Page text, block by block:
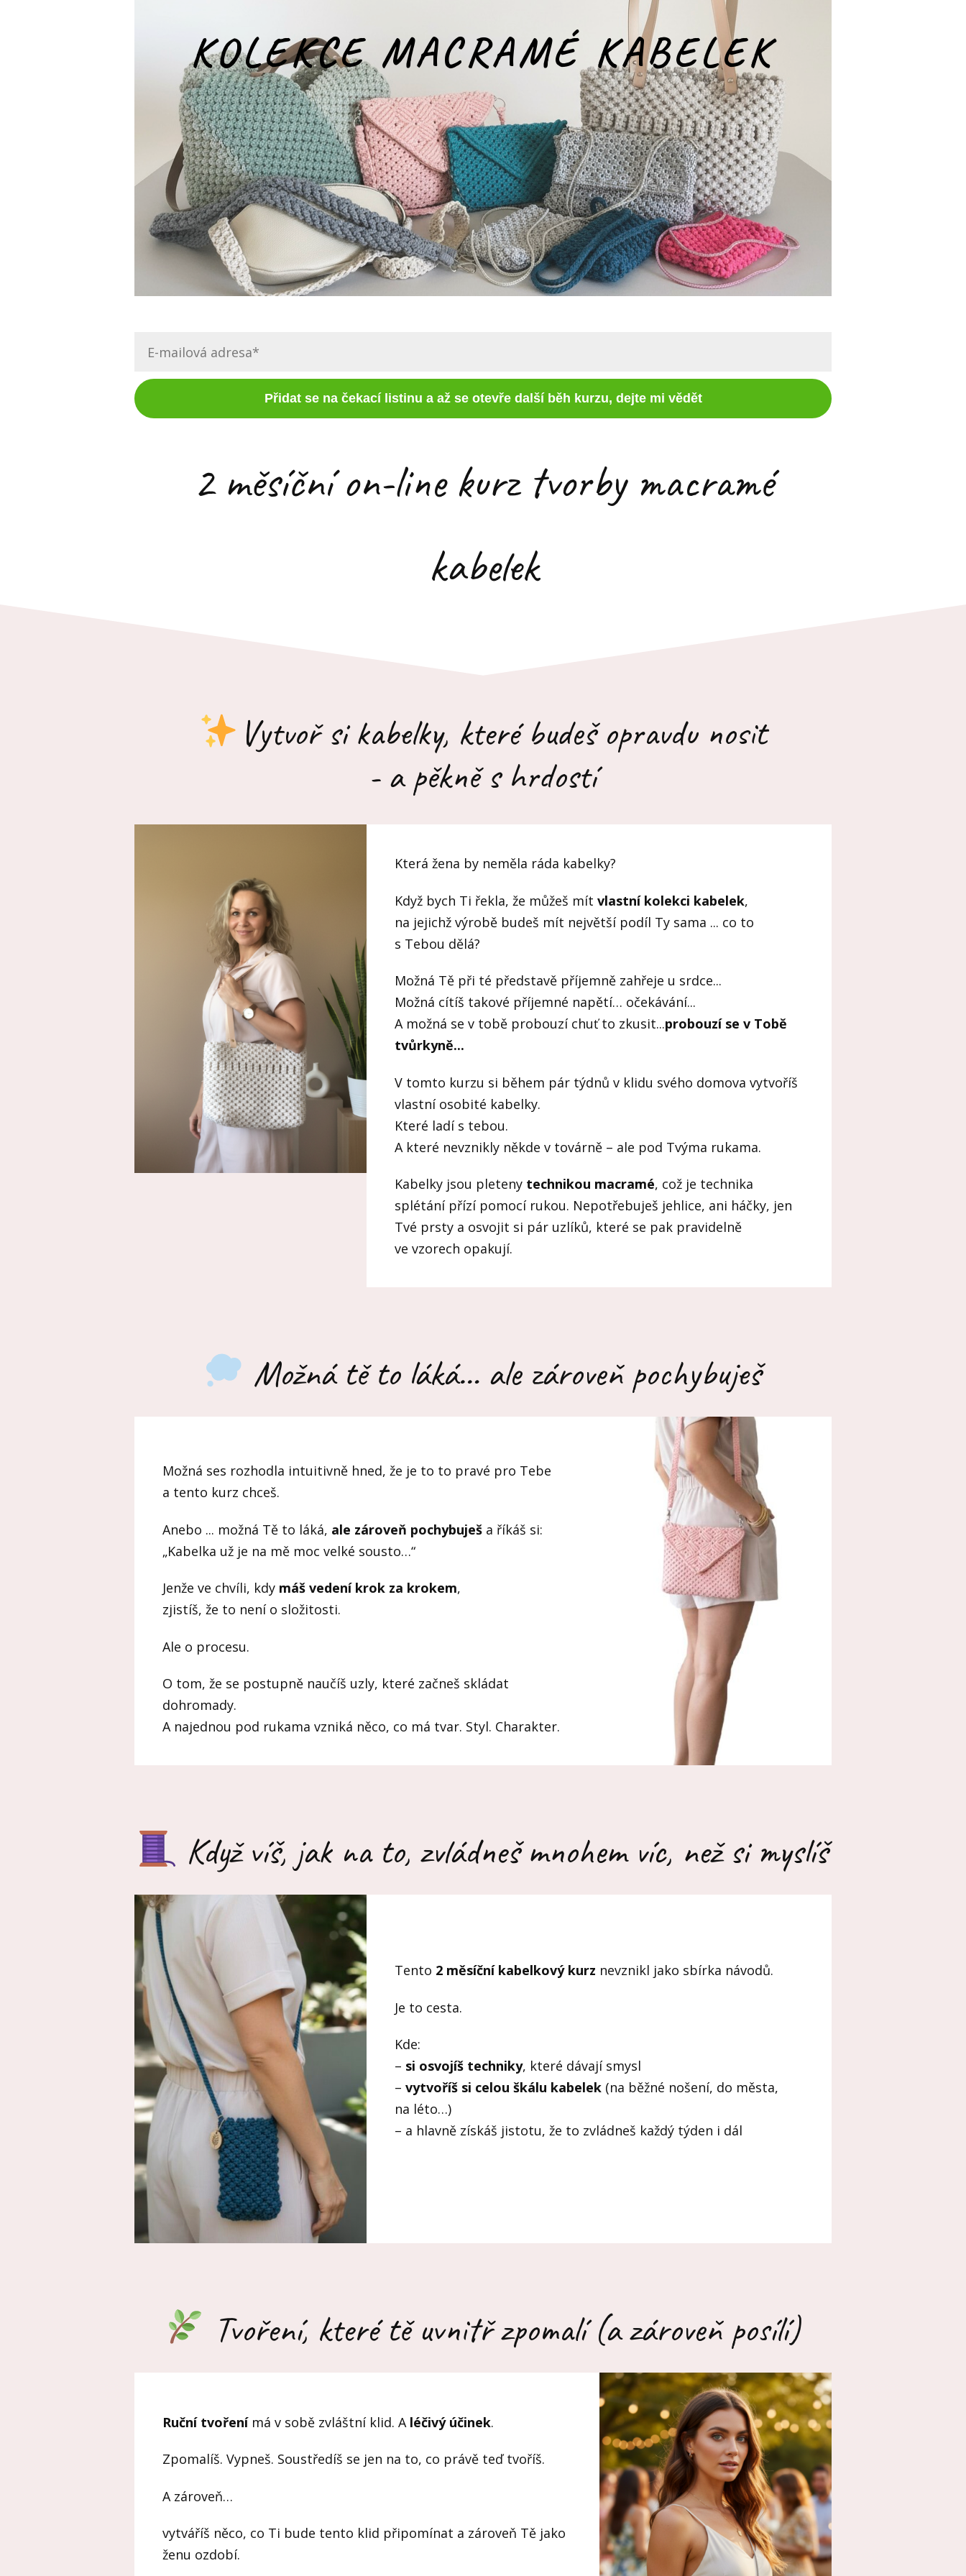
KOLEKCE MACRAMÉ KABELEK
Přidat se na čekací listinu a až se otevře další běh kurzu, dejte mi vědět
2 měsíční on-line kurz tvorby macramé
kabelek
Vytvoř si kabelky, které budeš opravdu nosit
- a pěkně s hrdostí
Která žena by neměla ráda kabelky?
Když bych Ti řekla, že můžeš mítvlastní kolekci kabelek,
na jejichž výrobě budeš mít největší podíl Ty sama ... co to
s Tebou dělá?
Možná Tě při té představě příjemně zahřeje u srdce...
Možná cítíš takové příjemné napětí… očekávání...
A možná se v tobě probouzí chuť to zkusit...probouzí se v Tobě
tvůrkyně...
V tomto kurzu si během pár týdnů v klidu svého domova vytvoříš
vlastní osobité kabelky.
Které ladí s tebou.
A které nevznikly někde v továrně – ale pod Tvýma rukama.
Kabelky jsou pleteny technikou macramé, což je technika
splétání přízí pomocí rukou. Nepotřebuješ jehlice, ani háčky, jen
Tvé prsty a osvojit si pár uzlíků, které se pak pravidelně
ve vzorech opakují.
Možná tě to láká… ale zároveň pochybuješ
Možná ses rozhodla intuitivně hned, že je to to pravé pro Tebe
a tento kurz chceš.
Anebo ... možná Tě to láká, ale zároveň pochybuješa říkáš si:
„Kabelka už je na mě moc velké sousto…“
Jenže ve chvíli, kdy máš vedení krok za krokem,
zjistíš, že to není o složitosti.
Ale o procesu.
O tom, že se postupně naučíš uzly, které začneš skládat
dohromady.
A najednou pod rukama vzniká něco, co má tvar. Styl. Charakter.
Když víš, jak na to, zvládneš mnohem víc, než si myslíš
Tento 2 měsíční kabelkový kurz nevznikl jako sbírka návodů.
Je to cesta.
Kde:
– si osvojíš techniky, které dávají smysl
–vytvoříš si celou škálu kabelek (na běžné nošení, do města,
na léto…)
– a hlavně získáš jistotu, že to zvládneš každý týden i dál
Tvoření, které tě uvnitř zpomalí (a zároveň posílí)
Ruční tvořenímá v sobě zvláštní klid. A léčivý účinek.
Zpomalíš. Vypneš. Soustředíš se jen na to, co právě teď tvoříš.
A zároveň…
vytváříš něco, co Ti bude tento klid připomínat a zároveň Tě jako
ženu ozdobí.